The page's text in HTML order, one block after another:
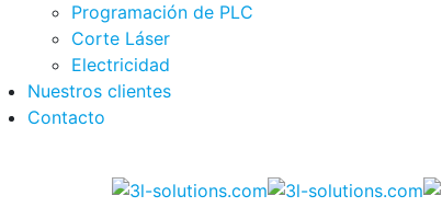
Programación de PLC
Corte Láser
Electricidad
Nuestros clientes
Contacto